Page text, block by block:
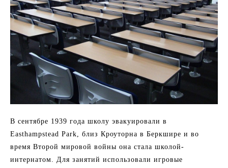
В сентябре 1939 года школу эвакуировали в
Easthampstead Park, близ Кроуторна в Беркшире и во
время Второй мировой войны она стала школой-
интернатом. Для занятий использовали игровые